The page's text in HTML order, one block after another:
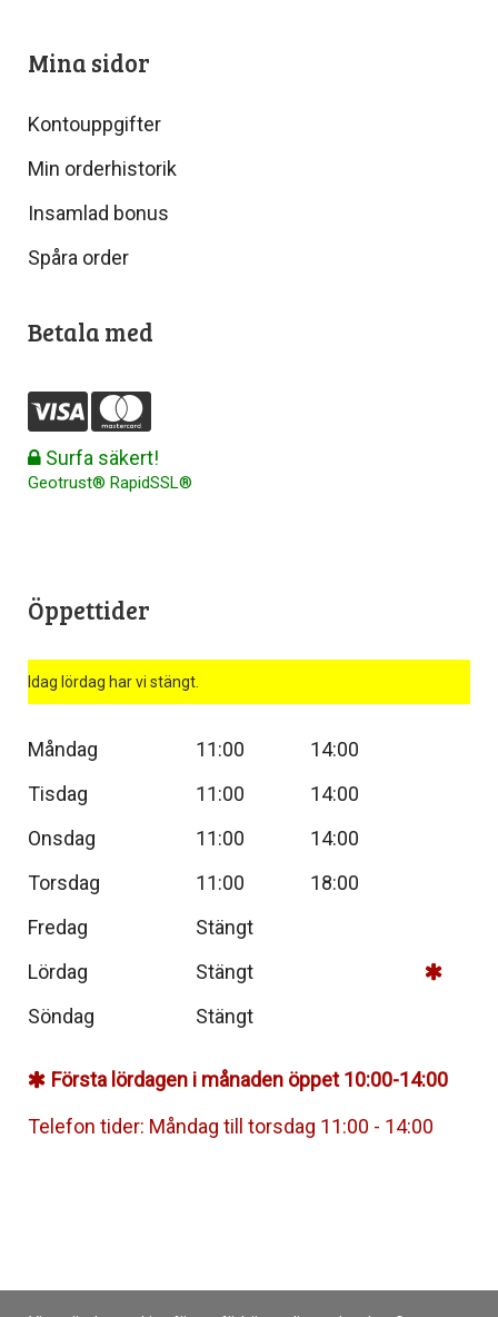
Mina sidor
Kontouppgifter
Min orderhistorik
Insamlad bonus
Spåra order
Betala med
Surfa säkert!
Geotrust® RapidSSL®
Öppettider
Idag lördag har vi stängt.
Måndag 11:00
14:00
Tisdag
11:00
14:00
Onsdag
11:00
14:00
Torsdag
11:00
18:00
Fredag
Stängt
Lördag
Stängt
Söndag
Stängt
Första lördagen i månaden öppet 10:00-14:00
Telefon tider: Måndag till torsdag 11:00 - 14:00